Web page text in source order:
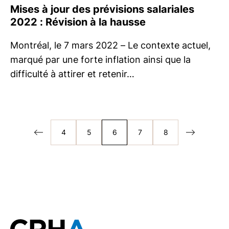
Mises à jour des prévisions salariales
2022 : Révision à la hausse
Montréal, le 7 mars 2022 – Le contexte actuel,
marqué par une forte inflation ainsi que la
difficulté à attirer et retenir…
4 5 6 7 8